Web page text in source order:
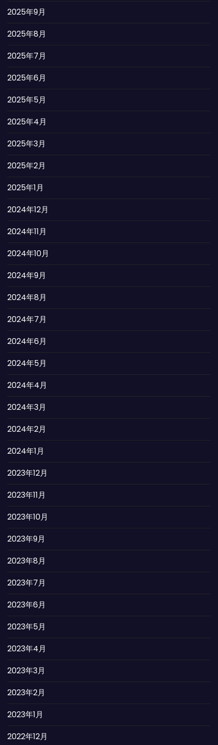
2025年9月
2025年8月
2025年7月
2025年6月
2025年5月
2025年4月
2025年3月
2025年2月
2025年1月
2024年12月
2024年11月
2024年10月
2024年9月
2024年8月
2024年7月
2024年6月
2024年5月
2024年4月
2024年3月
2024年2月
2024年1月
2023年12月
2023年11月
2023年10月
2023年9月
2023年8月
2023年7月
2023年6月
2023年5月
2023年4月
2023年3月
2023年2月
2023年1月
2022年12月